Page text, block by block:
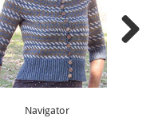
Navigator